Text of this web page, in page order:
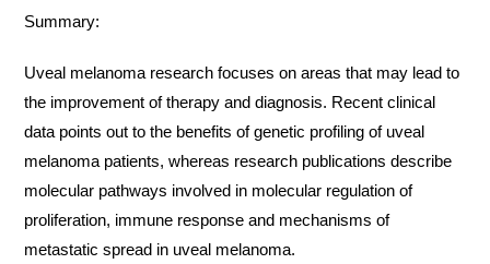
Summary:
Uveal melanoma research focuses on areas that may lead to
the improvement of therapy and diagnosis. Recent clinical
data points out to the benefits of genetic profiling of uveal
melanoma patients, whereas research publications describe
molecular pathways involved in molecular regulation of
proliferation, immune response and mechanisms of
metastatic spread in uveal melanoma.